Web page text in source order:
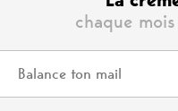
chaque